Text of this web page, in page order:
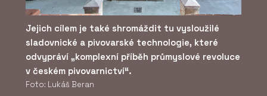
Jejich cílem je také shromáždit tu vysloužilé
sladovnické a pivovarské technologie, které
odvypráví „komplexní příběh průmyslové revoluce
v českém pivovarnictví“.
Foto: Lukáš Beran